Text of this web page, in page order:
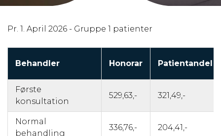
Pr. 1. April 2026 - Gruppe 1 patienter
Behandler Honorar Patientandel
Første
konsultation
529,63,- 321,49,-
Normal
behandling
336,76,- 204,41,-